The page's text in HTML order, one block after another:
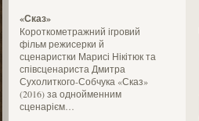
«Сказ»
Короткометражний ігровий
фільм режисерки й
сценаристки Марисі Нікітюк та
співсценариста Дмитра
Сухолиткого-Собчука «Сказ»
(2016) за однойменним
сценарієм…